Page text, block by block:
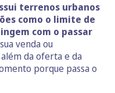
terrenos urbanos
como o limite de
com o passar
venda ou
da oferta e da
porque passa o